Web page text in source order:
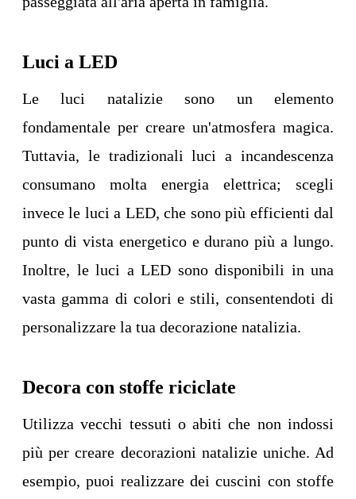
Luci a LED
Le luci natalizie sono un elemento
fondamentale per creare un'atmosfera magica.
Tuttavia, le tradizionali luci a incandescenza
consumano molta energia elettrica; scegli
invece le luci a LED, che sono più efficienti dal
punto di vista energetico e durano più a lungo.
Inoltre, le luci a LED sono disponibili in una
vasta gamma di colori e stili, consentendoti di
personalizzare la tua decorazione natalizia.
Decora con stoffe riciclate
Utilizza vecchi tessuti o abiti che non indossi
più per creare decorazioni natalizie uniche. Ad
esempio, puoi realizzare dei cuscini con stoffe